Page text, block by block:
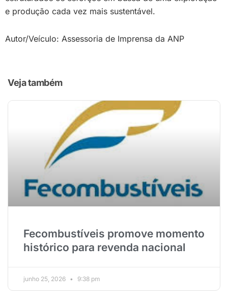
e produção cada vez mais sustentável.
Autor/Veículo: Assessoria de Imprensa da ANP
Veja também
Fecombustíveis promove momento
histórico para revenda nacional
junho 25, 2026 9:38 pm